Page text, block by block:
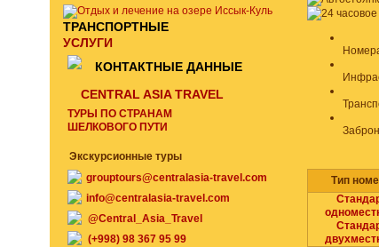
Тип
ТРАНСПОРТНЫЕ
УСЛУГИ
КОНТАКТНЫЕ ДАННЫЕ
CENTRAL ASIA TRAVEL
ТУРЫ ПО СТРАНАМ
ШЕЛКОВОГО ПУТИ
Экскурсионные туры
grouptours@centralasia-travel.com
info@centralasia-travel.com
@Central_Asia_Travel
(+998) 98 367 95 99